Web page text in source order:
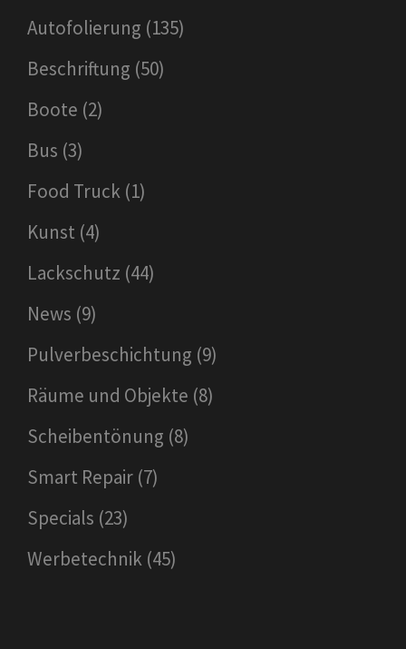
Autofolierung (135)
Beschriftung (50)
Boote (2)
Bus (3)
Food Truck (1)
Kunst (4)
Lackschutz (44)
News (9)
Pulverbeschichtung (9)
Räume und Objekte (8)
Scheibentönung (8)
Smart Repair (7)
Specials (23)
Werbetechnik (45)